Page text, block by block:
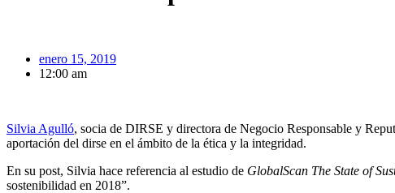
enero 15, 2019
12:00 am
Silvia Agulló, socia de DIRSE y directora de Negocio Responsable y
aportación del dirse en el ámbito de la ética y la integridad.
En su post, Silvia hace referencia al estudio de GlobalScan The State of
sostenibilidad en 2018”.